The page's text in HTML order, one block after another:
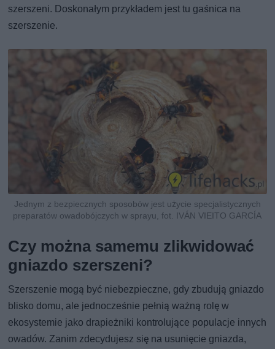
szerszeni. Doskonałym przykładem jest tu gaśnica na
szerszenie.
Jednym z bezpiecznych sposobów jest użycie specjalistycznych
preparatów owadobójczych w sprayu, fot. IVÁN VIEITO GARCÍA
Czy można samemu zlikwidować
gniazdo szerszeni?
Szerszenie mogą być niebezpieczne, gdy zbudują gniazdo
blisko domu, ale jednocześnie pełnią ważną rolę w
ekosystemie jako drapieżniki kontrolujące populacje innych
owadów. Zanim zdecydujesz się na usunięcie gniazda,